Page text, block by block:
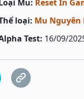
Mu: Reset In
loại: Mu Nguyên
Test: 16/09/